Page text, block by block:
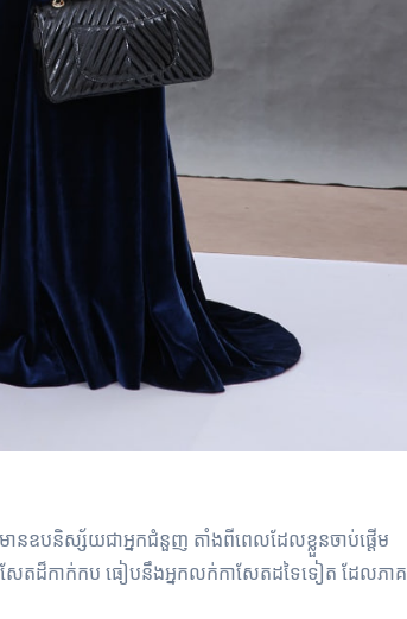
ាន​ឧបនិស្ស័យ​ជា​អ្នកជំនួញ តាំងពី​ពេលដែល​ខ្លួន​ចាប់ផ្តើម​
សែត​ដ៏​កាក់កប ធៀប​នឹង​អ្នកលក់កាសែត​ដទៃទៀត ដែល​ភាគ